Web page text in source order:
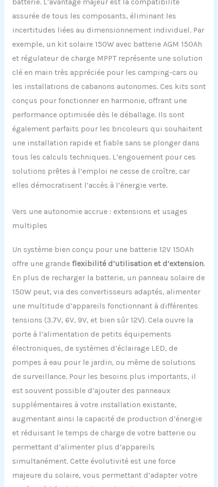
assurée de tous les composants, éliminant les
incertitudes liées au dimensionnement individuel. Par
exemple, un kit solaire 150W avec batterie AGM 150Ah
et régulateur de charge MPPT représente une solution
clé en main très appréciée pour les camping-cars ou
les installations de cabanons autonomes. Ces kits sont
conçus pour fonctionner en harmonie, offrant une
performance optimisée dès le déballage. Ils sont
également parfaits pour les bricoleurs qui souhaitent
une installation rapide et fiable sans se plonger dans
tous les calculs techniques. L’engouement pour ces
solutions prêtes à l’emploi ne cesse de croître, car
elles démocratisent l’accès à l’énergie verte.
Vers une autonomie accrue : extensions et usages
multiples
Un système bien conçu pour une batterie 12V 150Ah
offre une grande flexibilité d’utilisation et d’extension.
En plus de recharger la batterie, un panneau solaire de
150W peut, via des convertisseurs adaptés, alimenter
une multitude d’appareils fonctionnant à différentes
tensions (3.7V, 6V, 9V, et bien sûr 12V). Cela ouvre la
porte à l’alimentation de petits équipements
électroniques, de systèmes d’éclairage LED, de
pompes à eau pour le jardin, ou même de solutions
de surveillance. Pour les besoins plus importants, il
est souvent possible d’ajouter des panneaux
supplémentaires à votre installation existante,
augmentant ainsi la capacité de production d’énergie
et réduisant le temps de charge de votre batterie ou
permettant d’alimenter plus d’appareils
simultanément. Cette évolutivité est une force
majeure du solaire, vous permettant d’adapter votre